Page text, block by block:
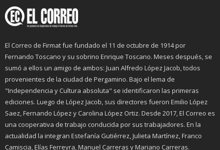
El Correo de Firmat fue fundado el 11 de octubre de 1914 por
Fernando Toscano y su sobrino Enrique Toscano. Meses después, se
sumó a ellos un amigo de ambos: Juan Alfredo López Jacob, todos
provenientes de la ciudad de Pergamino. Bajo el lema de
"Independencia y Cultura absoluta" se identificaron las primeras
ediciones. Luego de López Jacob, sus directores fueron Emilio López
Saez, Fernando López y Carolina López Ortiz. Desde 2017, El Correo es
una cooperativa de trabajo conducida por sus trabajadores. En la
actualidad la integran Estefanía Gutiérrez, Julieta Martínez, Franco
Camiscia, Elías Ferreyra, Manuel Carreras y Mariano Carreras.